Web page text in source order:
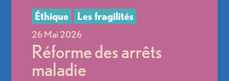
Réforme des arrêts
maladie